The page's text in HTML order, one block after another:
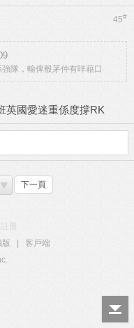
45#
隊，輸俾般茅仲有咩藉口
英國愛迷重係度撐RK
下一頁
客戶端